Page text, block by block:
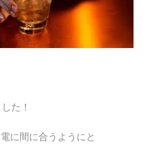
た！
に間に合うようにと